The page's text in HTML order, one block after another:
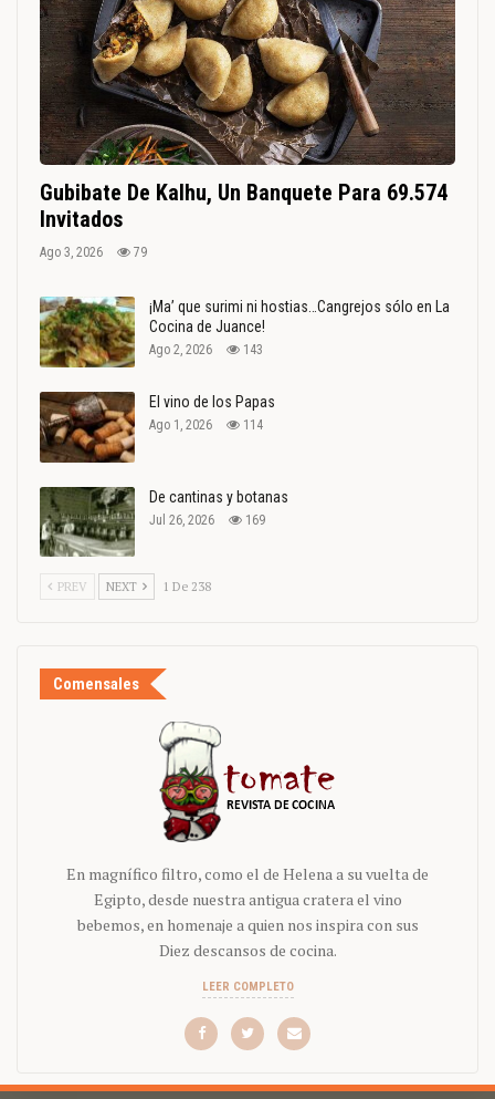
Gubibate De Kalhu, Un Banquete Para 69.574
Invitados
Ago 3, 2026 79
¡Ma’ que surimi ni hostias…Cangrejos sólo en La
Cocina de Juance!
Ago 2, 2026 143
El vino de los Papas
Ago 1, 2026 114
De cantinas y botanas
Jul 26, 2026 169
PREV NEXT 1 De 238
Comensales
En magnífico filtro, como el de Helena a su vuelta de
Egipto, desde nuestra antigua cratera el vino
bebemos, en homenaje a quien nos inspira con sus
Diez descansos de cocina.
LEER COMPLETO